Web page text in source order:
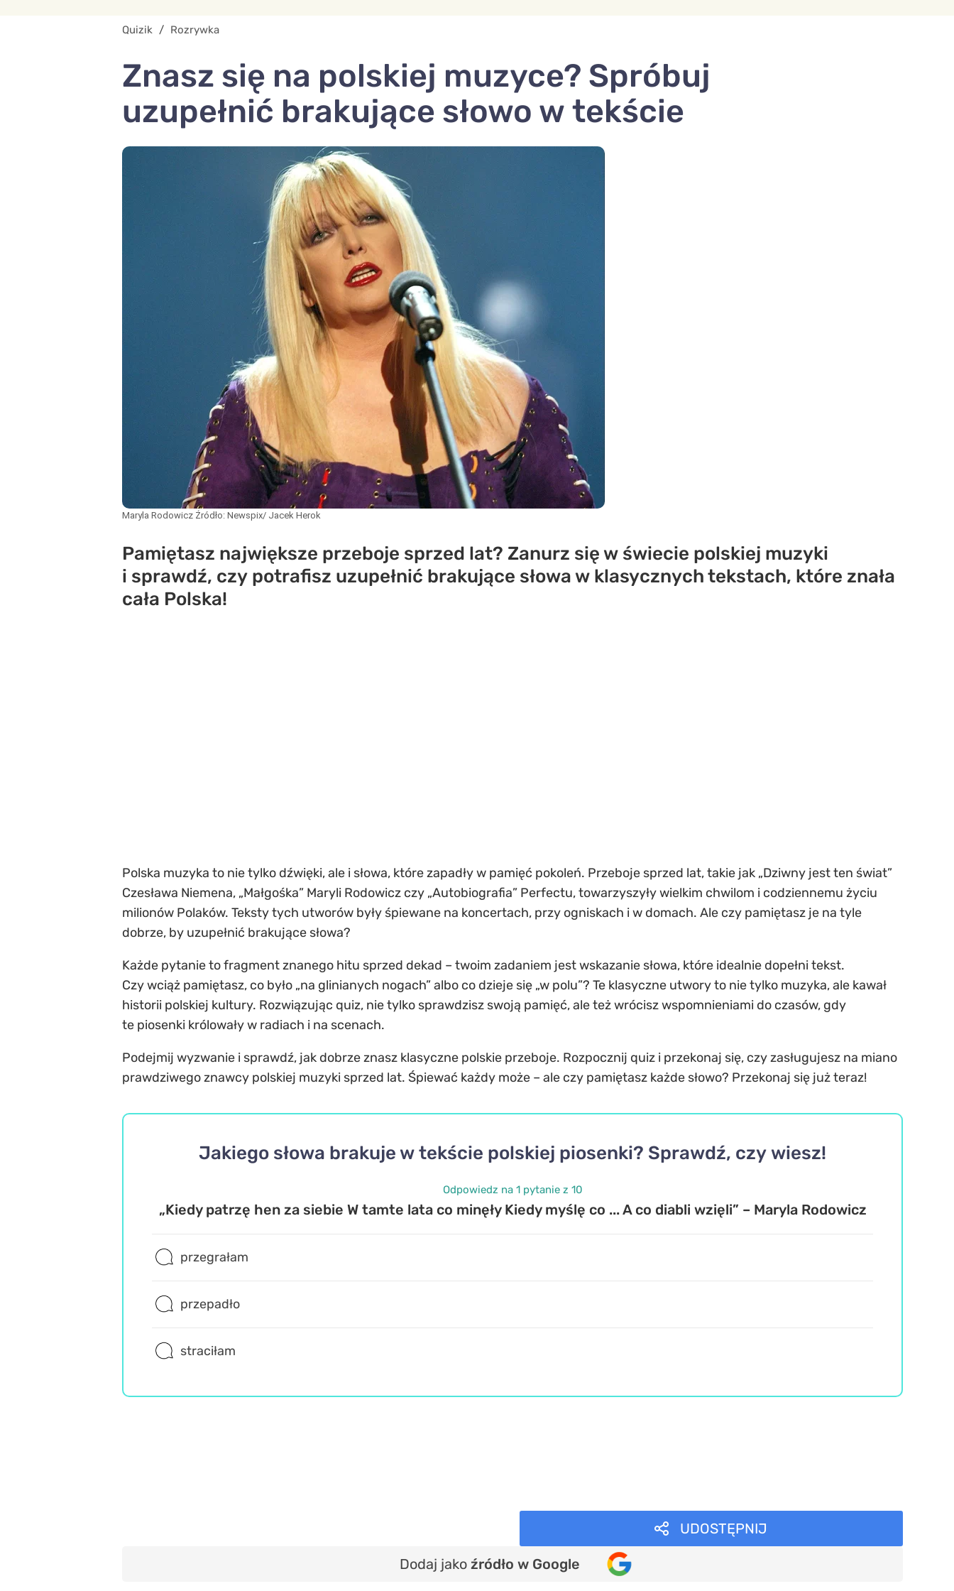
Quizik / Rozrywka
Znasz się na polskiej muzyce? Spróbuj
uzupełnić brakujące słowo w tekście
Maryla Rodowicz Źródło: Newspix/ Jacek Herok
Pamiętasz największe przeboje sprzed lat? Zanurz się w świecie polskiej muzyki
i sprawdź, czy potrafisz uzupełnić brakujące słowa w klasycznych tekstach, które znała
cała Polska!
Polska muzyka to nie tylko dźwięki, ale i słowa, które zapadły w pamięć pokoleń. Przeboje sprzed lat, takie jak „Dziwny jest ten świat”
Czesława Niemena, „Małgośka” Maryli Rodowicz czy „Autobiografia” Perfectu, towarzyszyły wielkim chwilom i codziennemu życiu
milionów Polaków. Teksty tych utworów były śpiewane na koncertach, przy ogniskach i w domach. Ale czy pamiętasz je na tyle
dobrze, by uzupełnić brakujące słowa?
Każde pytanie to fragment znanego hitu sprzed dekad – twoim zadaniem jest wskazanie słowa, które idealnie dopełni tekst.
Czy wciąż pamiętasz, co było „na glinianych nogach” albo co dzieje się „w polu”? Te klasyczne utwory to nie tylko muzyka, ale kawał
historii polskiej kultury. Rozwiązując quiz, nie tylko sprawdzisz swoją pamięć, ale też wrócisz wspomnieniami do czasów, gdy
te piosenki królowały w radiach i na scenach.
Podejmij wyzwanie i sprawdź, jak dobrze znasz klasyczne polskie przeboje. Rozpocznij quiz i przekonaj się, czy zasługujesz na miano
prawdziwego znawcy polskiej muzyki sprzed lat. Śpiewać każdy może – ale czy pamiętasz każde słowo? Przekonaj się już teraz!
Jakiego słowa brakuje w tekście polskiej piosenki? Sprawdź, czy wiesz!
Odpowiedz na 1 pytanie z 10
„Kiedy patrzę hen za siebie W tamte lata co minęły Kiedy myślę co ... A co diabli wzięli” – Maryla Rodowicz
przegrałam
przepadło
straciłam
UDOSTĘPNIJ
Dodaj jako źródło w Google